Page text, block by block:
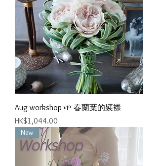
Aug workshop 🌱 春蘭葉的襞襟
價格
HK$1,044.00
New